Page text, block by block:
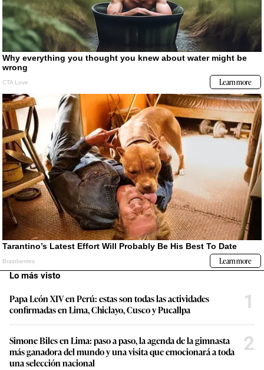
Lo más visto
Papa León XIV en Perú: estas son todas las actividades
confirmadas en Lima, Chiclayo, Cusco y Pucallpa
1
Simone Biles en Lima: paso a paso, la agenda de la gimnasta
más ganadora del mundo y una visita que emocionará a toda
una selección nacional
2